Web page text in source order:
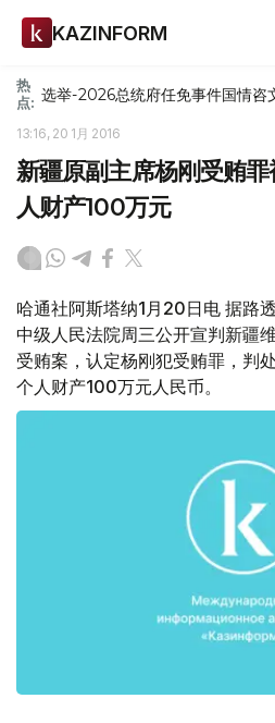
KAZINFORM
热
点: 选举-2026总统府任免事件国情咨
13:16, 20 1月 2016
新疆原副主席杨刚受贿
人财产100万元
哈通社阿斯塔纳1月20日电 据路
中级人民法院周三公开宣判新疆
受贿案，认定杨刚犯受贿罪，判
个人财产100万元人民币。